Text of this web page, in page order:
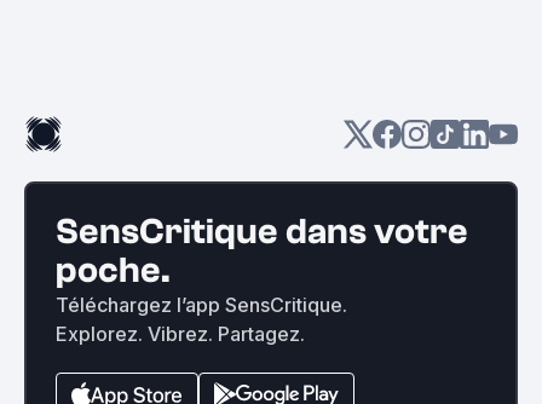
SensCritique dans votre
poche.
Téléchargez l’app SensCritique.
Explorez. Vibrez. Partagez.